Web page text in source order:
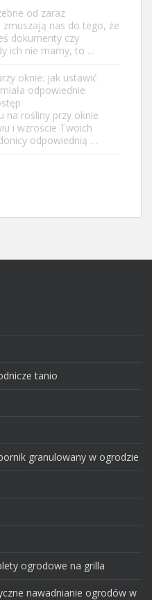
od zaraz
zmuszają nas do tego, że
dokumenty czy
ich nie mamy, to …
oknie: jak ustawić
odpowiednie
na rośliny przy oknie
i wzroście Twoich
odpowiednią …
tanio
granulowany w ogrodzie
ogrodowe na grilla
nawadnianie ogrodów w